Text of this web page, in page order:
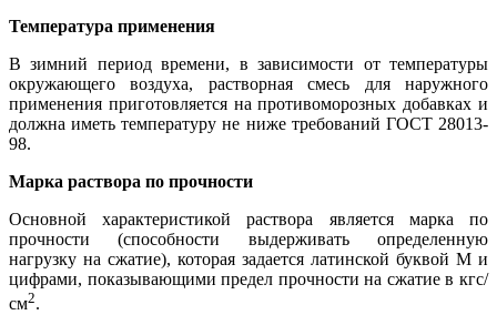
Температура применения
В зимний период времени, в зависимости от температуры
окружающего воздуха, растворная смесь для наружного
применения приготовляется на противоморозных добавках и
должна иметь температуру не ниже требований ГОСТ 28013-
98.
Марка раствора по прочности
Основной характеристикой раствора является марка по
прочности (способности выдерживать определенную
нагрузку на сжатие), которая задается латинской буквой М и
цифрами, показывающими предел прочности на сжатие в кгс/
см2.